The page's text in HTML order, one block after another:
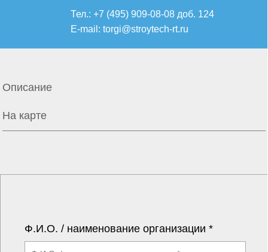
Тел.: +7 (495) 909-08-08 доб. 124
E-mail:torgi@stroytech-rt.ru
Описание
На карте
Ф.И.О. / наименование организации *